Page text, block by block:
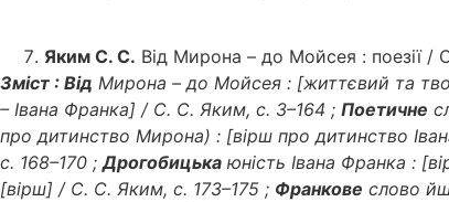
Яким С. С. Від Мирона – до Мойсея : поезії /
Зміст : Від Мирона – до Мойсея : [життєвий та
– Івана Франка] / С. С. Яким, с. 3–164 ; Поетичне
про дитинство Мирона) : [вірш про дитинство
с. 168–170 ; Дрогобицька юність Івана Франка :
[вірш] / С. С. Яким, с. 173–175 ; Франкове слово